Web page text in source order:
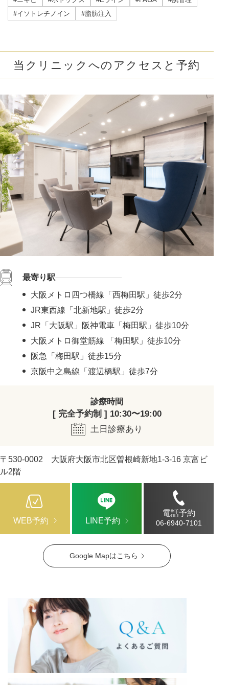
#イソトレチノイン
#脂肪注入
当クリニックへのアクセスと予約
Google Mapはこちら
最寄り駅
大阪メトロ四つ橋線「西梅田駅」徒歩2分
JR東西線「北新地駅」徒歩2分
JR「大阪駅」阪神電車「梅田駅」徒歩10分
大阪メトロ御堂筋線 「梅田駅」徒歩10分
阪急「梅田駅」徒歩15分
京阪中之島線「渡辺橋駅」徒歩7分
診療時間
[ 完全予約制 ] 10:30〜19:00
土日診療あり
〒530-0002 大阪府大阪市北区曽根崎新地1-3-16 京富ビ
ル2階
WEB予約 LINE予約
電話予約
06-6940-7101